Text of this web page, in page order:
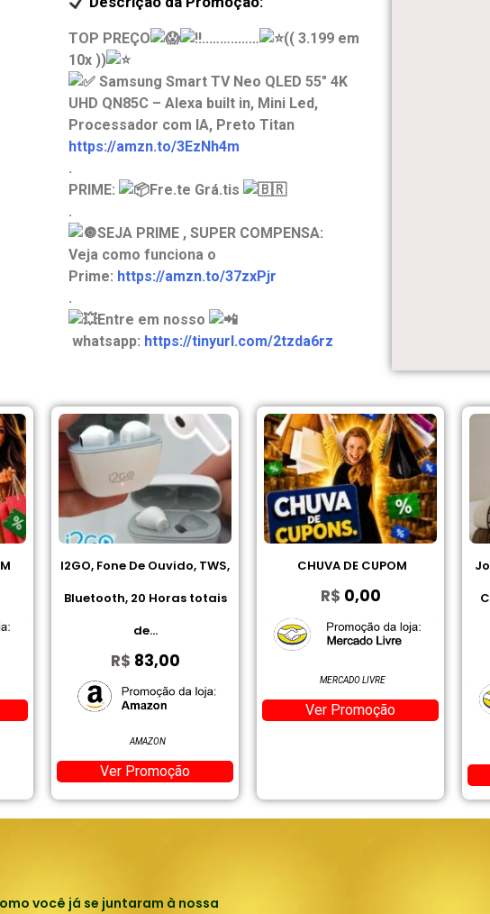
TOP PREÇO ..……..……
(( 3.199 em
10x ))
Samsung Smart TV Neo QLED 55″ 4K
UHD QN85C – Alexa built in, Mini Led,
Processador com IA, Preto Titan
https://amzn.to/3EzNh4m
.
PRIME:
Fre.te Grá.tis
.
SEJA PRIME , SUPER COMPENSA:
Veja como funciona o
Prime: https://amzn.to/37zxPjr
.
Entre em nosso
whatsapp: https://tinyurl.com/2tzda6rz
TWS,
totais
CHUVA DE CUPOM
R$0,00
Ver Promoção
Jogo De Toalhas 4 Pçs Fio
Cardado 100% Algodão
Bosco...
você já se juntaram à nossa